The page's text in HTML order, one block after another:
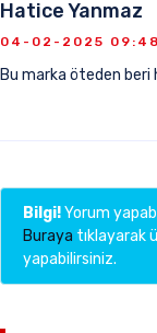
Hatice Yanmaz
04-02-2025 09:48
Bu marka öteden beri
Bilgi!Yorum
Buraya tıklayarak
yapabilirsiniz.